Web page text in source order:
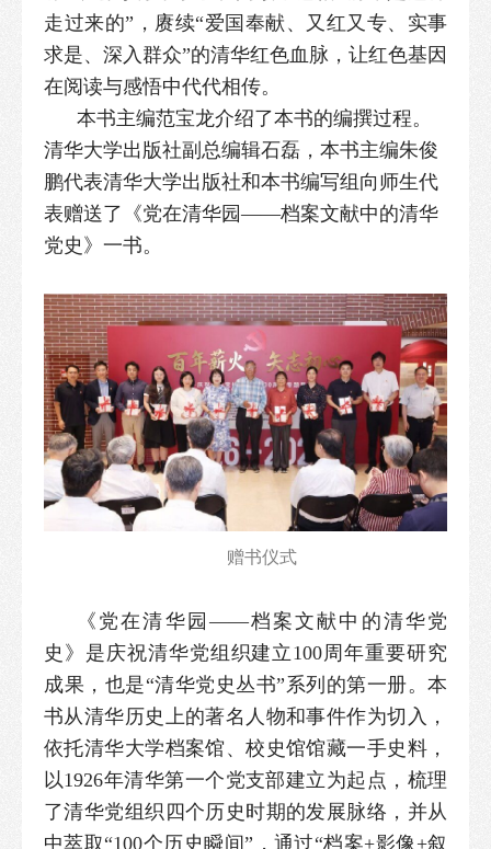
走过来的”，赓续“爱国奉献、又红又专、实事
求是、深入群众”的清华红色血脉，让红色基因
在阅读与感悟中代代相传。
本书主编范宝龙介绍了本书的编撰过程。
清华大学出版社副总编辑石磊，本书主编朱俊
鹏代表清华大学出版社和本书编写组向师生代
表赠送了《党在清华园——档案文献中的清华
党史》一书。
赠书仪式
《党在清华园——档案文献中的清华党
史》是庆祝清华党组织建立100周年重要研究
成果，也是“清华党史丛书”系列的第一册。本
书从清华历史上的著名人物和事件作为切入，
依托清华大学档案馆、校史馆馆藏一手史料，
以1926年清华第一个党支部建立为起点，梳理
了清华党组织四个历史时期的发展脉络，并从
中萃取“100个历史瞬间”，通过“档案+影像+叙